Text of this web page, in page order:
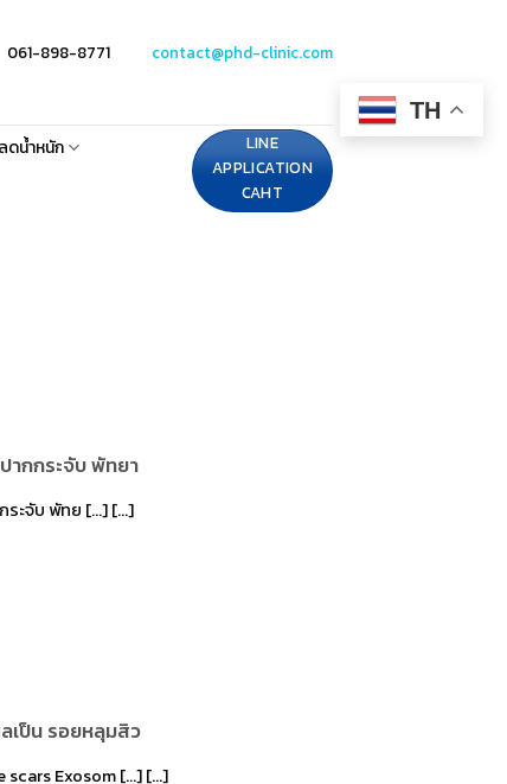
061-898-8771 contact@phd-clinic.com
ดน้ำหนัก
LINE
APPLICATION
CAHT
ากกระจับ​ พัทยา
ระจับ พัทย [...] [...]
เป็น รอยหลุมสิว
Exosom [...] [...]
TH